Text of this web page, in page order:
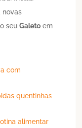
novas
seuGaleto em
com
quentinhas
alimentar